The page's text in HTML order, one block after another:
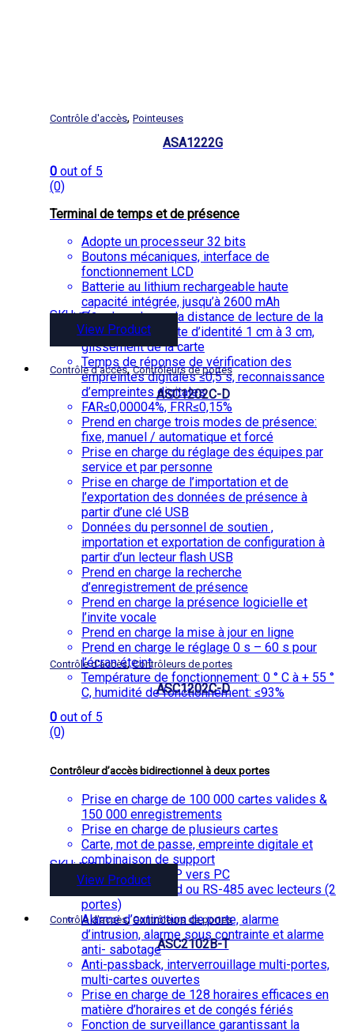
Contrôle d'accès, Pointeuses
ASA1222G
0 out of 5
(0)
Terminal de temps et de présence
Adopte un processeur 32 bits
Boutons mécaniques, interface de
fonctionnement LCD
Batterie au lithium rechargeable haute
capacité intégrée, jusqu’à 2600 mAh
Prend en charge la distance de lecture de la
carte Mifare / carte d’identité 1 cm à 3 cm,
glissement de la carte
Temps de réponse de vérification des
empreintes digitales ≤0,5 s, reconnaissance
d’empreintes digitales
FAR≤0,00004%, FRR≤0,15%
Prend en charge trois modes de présence:
fixe, manuel / automatique et forcé
Prise en charge du réglage des équipes par
service et par personne
Prise en charge de l’importation et de
l’exportation des données de présence à
partir d’une clé USB
Données du personnel de soutien ,
importation et exportation de configuration à
partir d’un lecteur flash USB
Prend en charge la recherche
d’enregistrement de présence
Prend en charge la présence logicielle et
l’invite vocale
Prend en charge la mise à jour en ligne
Prend en charge le réglage 0 s – 60 s pour
l’écran éteint
Température de fonctionnement: 0 ° C à + 55 °
C, humidité de fonctionnement: ≤93%
SKU: n/a
View Product
Contrôle d'accès,Contrôleurs de portes
ASC1202C-D
Contrôle d'accès,Contrôleurs de portes
ASC1202C-D
0 out of 5
(0)
Contrôleur d’accès bidirectionnel à deux portes
Prise en charge de 100 000 cartes valides &
150 000 enregistrements
Prise en charge de plusieurs cartes
Carte, mot de passe, empreinte digitale et
combinaison de support
Interface TCP / IP vers PC
Interface Wiegand ou RS-485 avec lecteurs (2
portes)
Alarme d’extinction de porte, alarme
d’intrusion, alarme sous contrainte et alarme
anti- sabotage
Anti-passback, interverrouillage multi-portes,
multi-cartes ouvertes
Prise en charge de 128 horaires efficaces en
matière d’horaires et de congés fériés
Fonction de surveillance garantissant la
SKU: n/a
View Product
Contrôle d'accès,Contrôleurs de portes
ASC2102B-T